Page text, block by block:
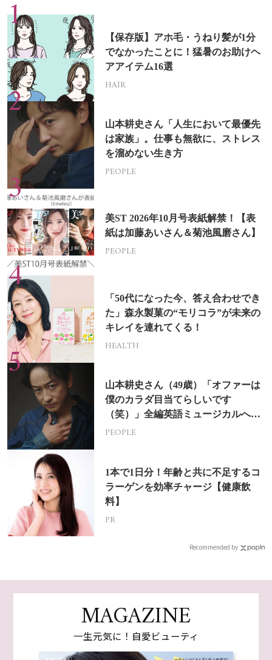
【保存版】アホ毛・うねり髪が1分
でなかったことに！猛暑のお助けヘ
アアイテム16選
HAIR
山本耕史さん「人生において最優先
は家族」。仕事も無欲に、ストレス
を溜めない生き方
PEOPLE
美ST 2026年10月号表紙解禁！【表
紙は加藤あいさん＆菊池風磨さん】
PEOPLE
「50代になった今、答え合わせでき
た」森永製菓の“モリコラ”が未来の
キレイを連れてくる！
HEALTH
山本耕史さん（49歳）「オファーは
僕のカラダ目当てらしいです
（笑）」全編英語ミュージカルへの
挑戦
PEOPLE
1本で1日分！年齢と共に不足するコ
ラーゲンを効率チャージ【健康飲
料】
PR
Recommended by
MAGAZINE
一生元気に！自愛ビューティ